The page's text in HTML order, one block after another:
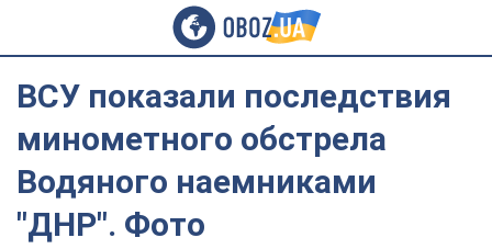
ВСУ показали последствия
минометного обстрела
Водяного наемниками
"ДНР". Фото